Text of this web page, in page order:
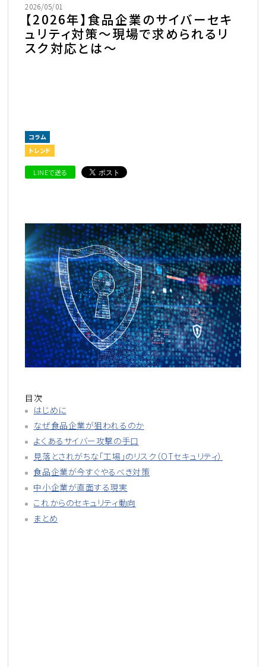
2026/05/01
【2026年】食品企業のサイバーセキ
ュリティ対策～現場で求められるリ
スク対応とは～
コラム
トレンド
LINEで送る
目次
はじめに
なぜ食品企業が狙われるのか
よくあるサイバー攻撃の手口
見落とされがちな「工場」のリスク（OTセキュリティ）
食品企業が今すぐやるべき対策
中小企業が直面する現実
これからのセキュリティ動向
まとめ